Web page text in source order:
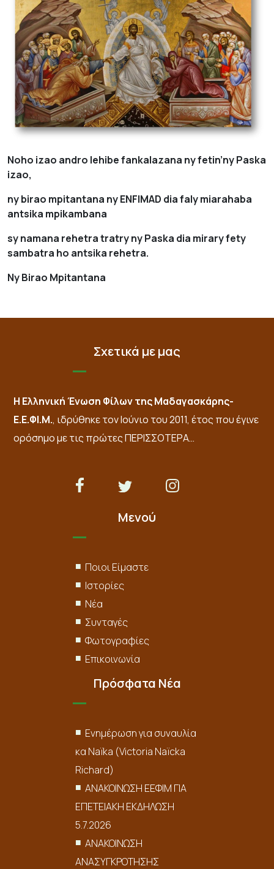
Noho izao andro lehibe fankalazana ny fetin’ny Paska
izao,
ny birao mpitantana ny ENFIMAD dia faly miarahaba
antsika mpikambana
sy namana rehetra tratry ny Paska dia mirary fety
sambatra ho antsika rehetra.
Ny Birao Mpitantana
Σχετικά με μας
Η Ελληνική Ένωση Φίλων της Μαδαγασκάρης-
Ε.Ε.ΦΙ.Μ., ιδρύθηκε τον Ιούνιο του 2011, έτος που έγινε
ορόσημο με τις πρώτεςΠΕΡΙΣΣΟΤΕΡΑ…
Μενού
Ποιοι Είμαστε
Ιστορίες
Νέα
Συνταγές
Φωτογραφίες
Επικοινωνία
Πρόσφατα Νέα
Ενημέρωση για συναυλία
κα Naïka (Victoria Naïcka
Richard)
ΑΝΑΚΟΙΝΩΣΗ ΕΕΦΙΜ ΓΙΑ
ΕΠΕΤΕΙΑΚΗ ΕΚΔΗΛΩΣΗ
5.7.2026
ΑΝΑΚΟΙΝΩΣΗ
ΑΝΑΣΥΓΚΡΟΤΗΣΗΣ